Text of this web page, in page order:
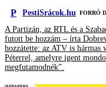
P PestiSrácok.hu FORRÓ
A Partizán, az RTL és a
futott be hozzám – írta
hozzátette: az ATV is hármas
Péterrel, amelyre igent
megfutamodnék”.